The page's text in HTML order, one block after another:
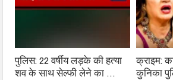
पुलिस: 22 वर्षीय लड़के की हत्या
शव के साथ सेल्फी लेने का …
क्राइम:
कुनिका